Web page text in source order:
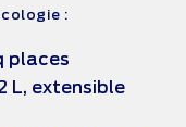
:
places
L, extensible